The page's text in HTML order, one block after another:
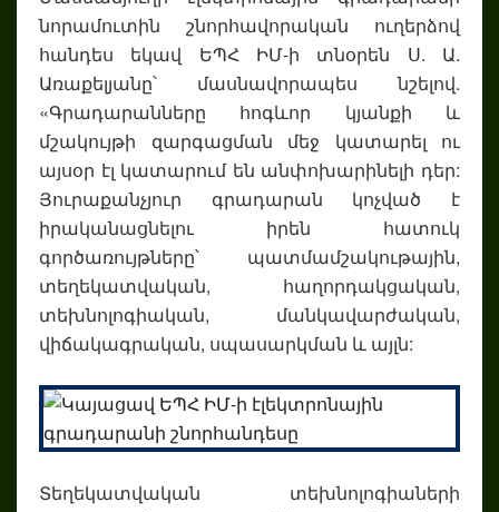
նորամուտին շնորհավորական ուղերձով
հանդես եկավ ԵՊՀ ԻՄ-ի տնօրեն Ս. Ա.
Առաքելյանը՝ մասնավորապես նշելով.
«Գրադարանները հոգևոր կյանքի և
մշակույթի զարգացման մեջ կատարել ու
այսօր էլ կատարում են անփոխարինելի դեր:
Յուրաքանչյուր գրադարան կոչված է
իրականացնելու իրեն հատուկ
գործառույթները՝ պատմամշակութային,
տեղեկատվական, հաղորդակցական,
տեխնոլոգիական, մանկավարժական,
վիճակագրական, սպասարկման և այլն:
Տեղեկատվական տեխնոլոգիաների